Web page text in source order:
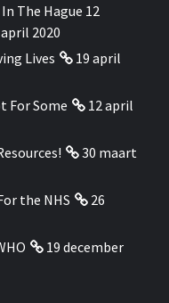
The Hague 12
2020
Lives
19 april
For Some
12 april
30 maart
the NHS
26
19 december